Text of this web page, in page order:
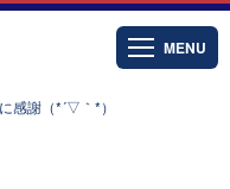
MENU
感謝（*´▽｀*）